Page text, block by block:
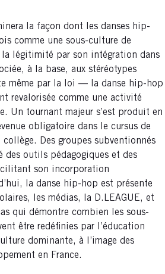
la façon dont les danses hip-
comme une sous-culture de
légitimité par son intégration dans
à la base, aux stéréotypes
même par la loi — la danse hip-hop
revalorisée comme une activité
Un tournant majeur s’est produit en
obligatoire dans le cursus de
collège. Des groupes subventionnés
des outils pédagogiques et des
son incorporation
la danse hip-hop est présente
les médias, la D.LEAGUE, et
qui démontre combien les sous-
être redéfinies par l’éducation
dominante, à l’image des
en France.